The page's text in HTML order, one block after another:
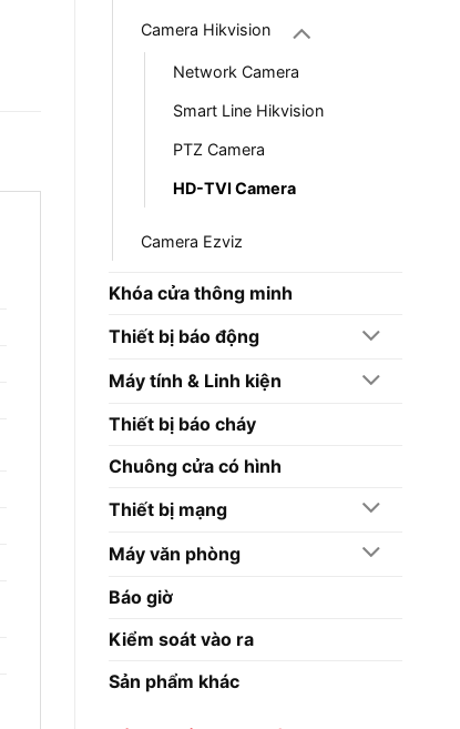
Camera Hikvision
Network Camera
Smart Line Hikvision
PTZ Camera
HD-TVI Camera
Camera Ezviz
Khóa cửa thông minh
Thiết bị báo động
Máy tính & Linh kiện
Thiết bị báo cháy
Chuông cửa có hình
Thiết bị mạng
Máy văn phòng
Báo giờ
Kiểm soát vào ra
Sản phẩm khác